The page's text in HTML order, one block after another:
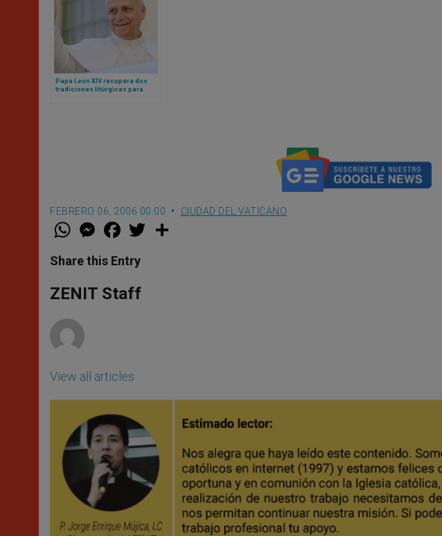
Papa León XIV recupera dos
tradiciones litúrgicas para
FEBRERO 06, 2006 00:00 CIUDAD DEL VATICANO
W
t
s
p
p
M
e
s
e
g
e
F
a
e
b
o
k
w
Share this Entry
ZENIT Staff
View all articles